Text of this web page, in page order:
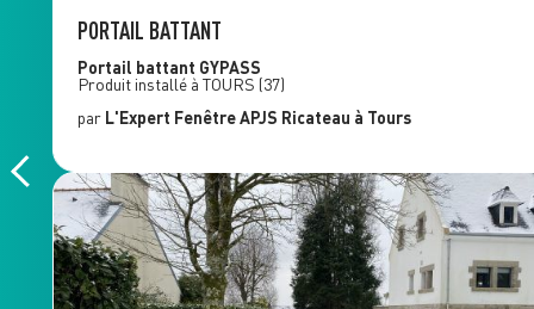
PORTAIL BATTANT
Portail battant GYPASS
Produit installé à TOURS (37)
par L'Expert FenêtreAPJS Ricateau à Tours